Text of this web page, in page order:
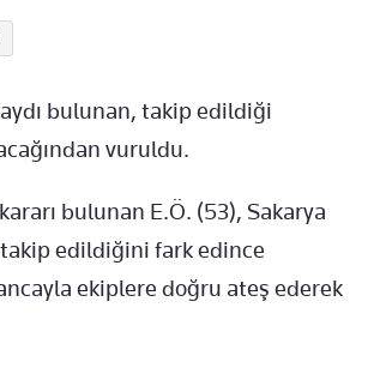
bulunan, takip edildiği
vuruldu.
bulunan E.Ö. (53), Sakarya
edildiğini fark edince
ekiplere doğru ateş ederek